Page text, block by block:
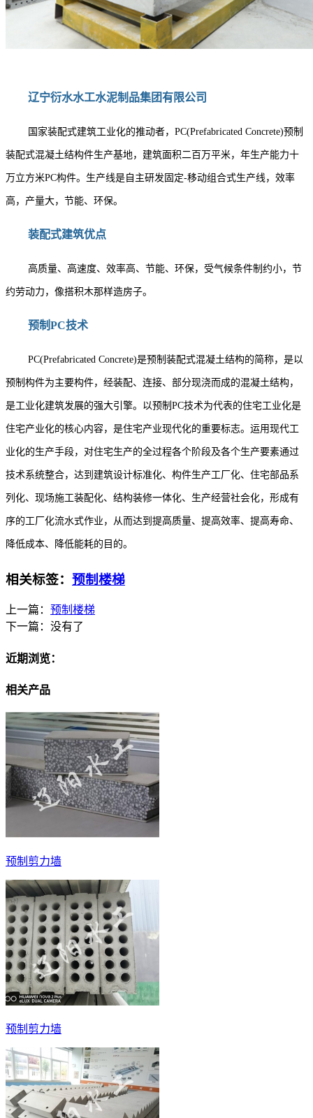
辽宁衍水水工水泥制品集团有限公司
国家装配式建筑工业化的推动者，PC(Prefabricated Concrete)预制
装配式混凝土结构件生产基地，建筑面积二百万平米，年生产能力十
万立方米PC构件。生产线是自主研发固定-移动组合式生产线，效率
高，产量大，节能、环保。
装配式建筑优点
高质量、高速度、效率高、节能、环保，受气候条件制约小，节
约劳动力，像搭积木那样造房子。
预制PC技术
PC(Prefabricated Concrete)是预制装配式混凝土结构的简称，是以
预制构件为主要构件，经装配、连接、部分现浇而成的混凝土结构，
是工业化建筑发展的强大引擎。以预制PC技术为代表的住宅工业化是
住宅产业化的核心内容，是住宅产业现代化的重要标志。运用现代工
业化的生产手段，对住宅生产的全过程各个阶段及各个生产要素通过
技术系统整合，达到建筑设计标准化、构件生产工厂化、住宅部品系
列化、现场施工装配化、结构装修一体化、生产经营社会化，形成有
序的工厂化流水式作业，从而达到提高质量、提高效率、提高寿命、
降低成本、降低能耗的目的。
相关标签： 预制楼梯
上一篇： 预制楼梯
下一篇： 没有了
近期浏览：
相关产品
预制剪力墙
预制剪力墙